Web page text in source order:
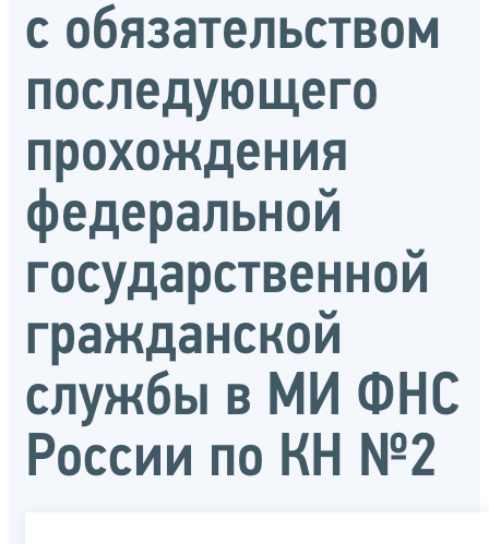
с обязательством
последующего
прохождения
федеральной
государственной
гражданской
службы в МИ ФНС
России по КН №2